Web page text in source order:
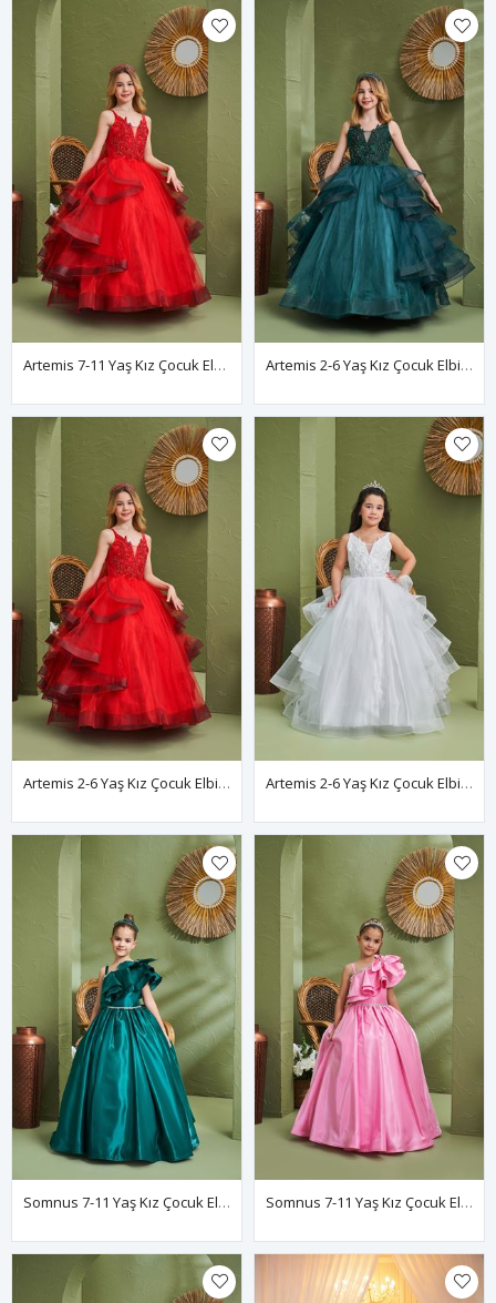
Artemis 7-11 Yaş Kız Çocuk Elbise 30163 Kırmızı Artemis 2-6 Yaş Kız Çocuk Elbise 20163 Yeşil
Artemis 2-6 Yaş Kız Çocuk Elbise 20163 Kırmızı Artemis 2-6 Yaş Kız Çocuk Elbise 20163 Kırık Beyaz
Somnus 7-11 Yaş Kız Çocuk Elbise 30156 Yeşil Somnus 7-11 Yaş Kız Çocuk Elbise 30156 Pembe